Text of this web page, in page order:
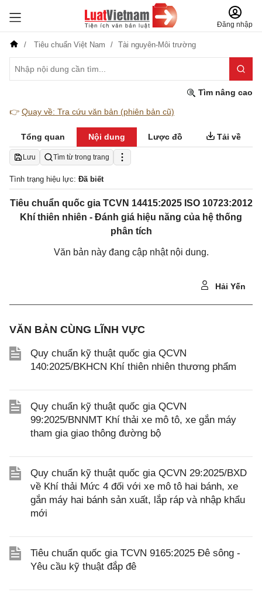
Đăng nhập
Tiêu chuẩn Việt Nam Tài nguyên-Môi trường
Tìm nâng cao
👉 Quay về: Tra cứu văn bản (phiên bản cũ)
Tổng quan Nội dung Lược đồ Tải về
Lưu Tìm từ trong trang
Tình trạng hiệu lực: Đã biết
Tiêu chuẩn quốc gia TCVN 14415:2025 ISO 10723:2012
Khí thiên nhiên - Đánh giá hiệu năng của hệ thống
phân tích
Văn bản này đang cập nhật nội dung.
Hải Yến
VĂN BẢN CÙNG LĨNH VỰC
Quy chuẩn kỹ thuật quốc gia QCVN
140:2025/BKHCN Khí thiên nhiên thương phẩm
Quy chuẩn kỹ thuật quốc gia QCVN
99:2025/BNNMT Khí thải xe mô tô, xe gắn máy
tham gia giao thông đường bộ
Quy chuẩn kỹ thuật quốc gia QCVN 29:2025/BXD
về Khí thải Mức 4 đối với xe mô tô hai bánh, xe
gắn máy hai bánh sản xuất, lắp ráp và nhập khẩu
mới
Tiêu chuẩn quốc gia TCVN 9165:2025 Đê sông -
Yêu cầu kỹ thuật đắp đê